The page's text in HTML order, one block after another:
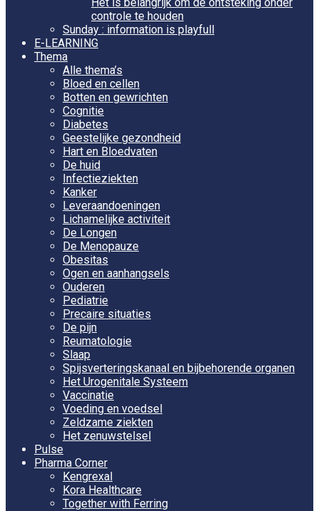
controle te houden
Sunday : information is playfull
E-LEARNING
Thema
Alle thema’s
Bloed en cellen
Botten en gewrichten
Cognitie
Diabetes
Geestelijke gezondheid
Hart en Bloedvaten
De huid
Infectieziekten
Kanker
Leveraandoeningen
Lichamelijke activiteit
De Longen
De Menopauze
Obesitas
Ogen en aanhangsels
Ouderen
Pediatrie
Precaire situaties
De pijn
Reumatologie
Slaap
Spijsverteringskanaal en bijbehorende organen
Het Urogenitale Systeem
Vaccinatie
Voeding en voedsel
Zeldzame ziekten
Het zenuwstelsel
Pulse
Pharma Corner
Kengrexal
Kora Healthcare
Together with Ferring